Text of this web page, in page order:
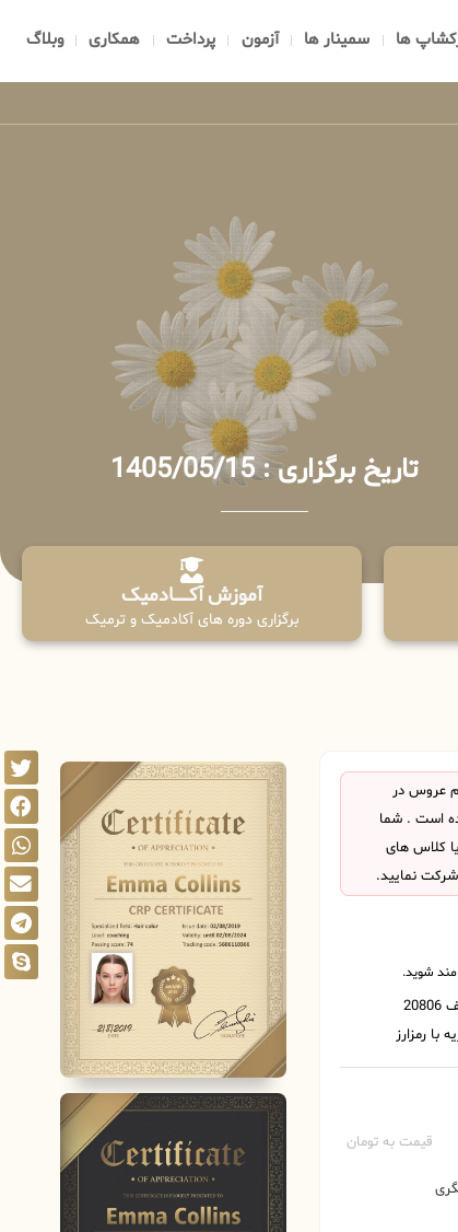
ها سمینار ها آزمون پرداخت همکاری وبلاگ
تاریخ برگزاری : 1405/05/15
آموزش آکـــــــادمیک
برگزاری دوره های آکادمیک و ترمیک
عروس در
است . شما
یا کلاس های
نمایید.
قیمت به تومان